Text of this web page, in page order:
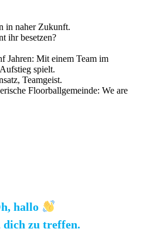
in naher Zukunft.
ihr besetzen?
Jahren: Mit einem Team im
spielt.
Teamgeist.
Floorballgemeinde: We are
hallo
dich zu treffen.